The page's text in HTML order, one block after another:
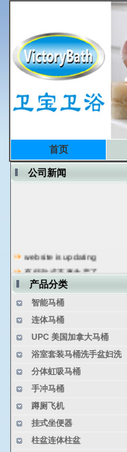
首页
公司新闻
开工了 接单了
Soncap Updated
部分国家 无法收到T/T 货款
工厂生产正常进行中
2020 春季广交会取消
网站正在更新
产品分类
智能马桶
连体马桶
UPC 美国加拿大马桶
浴室套装马桶洗手盆妇洗
分体虹吸马桶
手冲马桶
蹲厕飞机
挂式坐便器
柱盆连体柱盆